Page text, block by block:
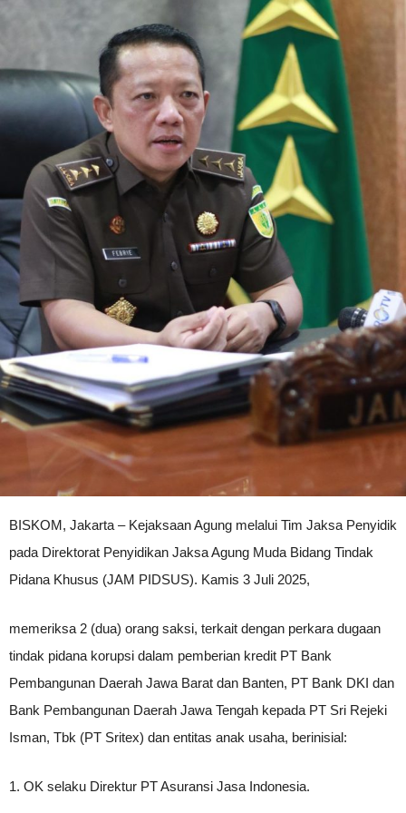
BISKOM, Jakarta – Kejaksaan Agung melalui Tim Jaksa Penyidik
pada Direktorat Penyidikan Jaksa Agung Muda Bidang Tindak
Pidana Khusus (JAM PIDSUS). Kamis 3 Juli 2025,
memeriksa 2 (dua) orang saksi, terkait dengan perkara dugaan
tindak pidana korupsi dalam pemberian kredit PT Bank
Pembangunan Daerah Jawa Barat dan Banten, PT Bank DKI dan
Bank Pembangunan Daerah Jawa Tengah kepada PT Sri Rejeki
Isman, Tbk (PT Sritex) dan entitas anak usaha, berinisial:
1. OK selaku Direktur PT Asuransi Jasa Indonesia.